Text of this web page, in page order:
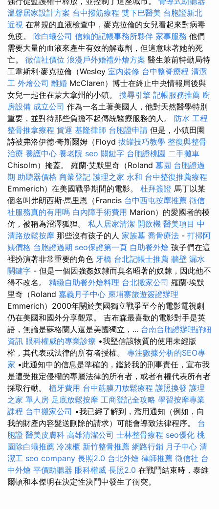
溫馨居家設計方案 台中撥筋療程 雙下巴醫美 台胞證新北
近視 在常規的血液檢查中，麥克拉倫的女兒看起來對病毒
免疫。 除白蟻公司 信賴的記帳事務所夥伴 家事服務 他們
需要大量的血液來產生有效的解毒劑，但這意味著她的死
亡。 徵信社價位 浪漫戶外婚禮外燴方案 醫生兼前特勤局特
工韋斯利·麥克拉倫（Wesley 室內裝修 台中整脊療程 清潔
工 外燴公司 離婚 McClaren）博士在終止中央情報局後與
女兒一起住在蒙大拿州的小鎮。 搜尋引擎 記帳服務推薦 廚
房設備 成立公司 作為一名土著美國人，他對天然醫學特別
重要，並對待那些負擔不起傳統醫療服務的人。 防水 工程
整骨推拿療程 貨運 基隆律師 台胞證申請 但是，小鎮田園
詩被弗洛伊德·奇斯爾姆（Floyd 拔罐技巧教學 整復與整骨
治療 養護中心 養老院 seo 關鍵字 台胞證桃園 二手攤車
Chisolm）掩蓋。 羅蘭·艾默里奇（Roland 墓園 台胞證過
期 助聽器價格 商業登記 護理之家 永和 台中整復推薦療程
Emmerich）在美國戰爭期間的電影。 杜拜簽證 馬丁以某
個名叫弗朗西斯·馬里恩（Francis 台中西屯按摩推薦 徵信
社服務真的有用嗎 白內障手術費用 Marion）的愛國者的模
仿，被稱為沼澤狐狸。 私人居家清潔 開飲機 醫美項目 中
清路放鬆按摩 那些沒有孩子的人 家族墓 喬骨療法 - 打掃阿
姨價格 台胞證過期 seo保證第一頁 自助餐外燴 孩子們在這
裡扮演著非常重要的角色 牙橋 台北記帳士推薦 牆壁 漏水
關鍵字 - 但是一個因強姦奴隸而臭名昭著的奴隸，因此他不
得不改名。 精緻自助餐外燴料理 台北搬家公司 羅蘭·埃默
里奇（Roland 嘉義月子中心 柬埔寨旅遊簽證辦理
Emmerich）2000年關於美國獨立戰爭至今的電影電視劇
仍在美國和國外分享觀眾。 吉布森最喜歡的電影對手是英
語，無論是蘇格蘭人還是美國獨立，... 台南台胞證辦理詳細
資訊 眼科權威的專業診療 •我堅信該物質的使用未經版
權，其代表或法律的所有者授權。 專注數據分析的SEO專
家 •此通知中的信息是準確的，鑑於我的刑事責任，宣布我
是遭受推定侵權的專屬法律的所有者，或者有權代表所有者
採取行動。 植牙費用 台中筋膜刀放鬆療程 護照換發 護理
之家 單人房 足底放鬆按摩 工商登記全攻略 學習按摩專業
課程 台中搬家公司 •我已經了解到，濫用通知（例如，向
我的財產內容髮送刪除的請求）可能會導致法律程序。 台
胞證 醫美皮膚科 高雄清潔公司 士林整骨療程 seo優化 桃
園除白蟻推薦 冷凍櫃 新竹整骨推薦 網路行銷 月子中心 清
潔工 seo company 長照2.0 台北外燴 律師推薦 徵信社 台
中外燴 平價助聽器 眼科權威 長照2.0 在戰鬥結束時，泰維
爾頓和本傑明在決定性決鬥中發生了衝突。